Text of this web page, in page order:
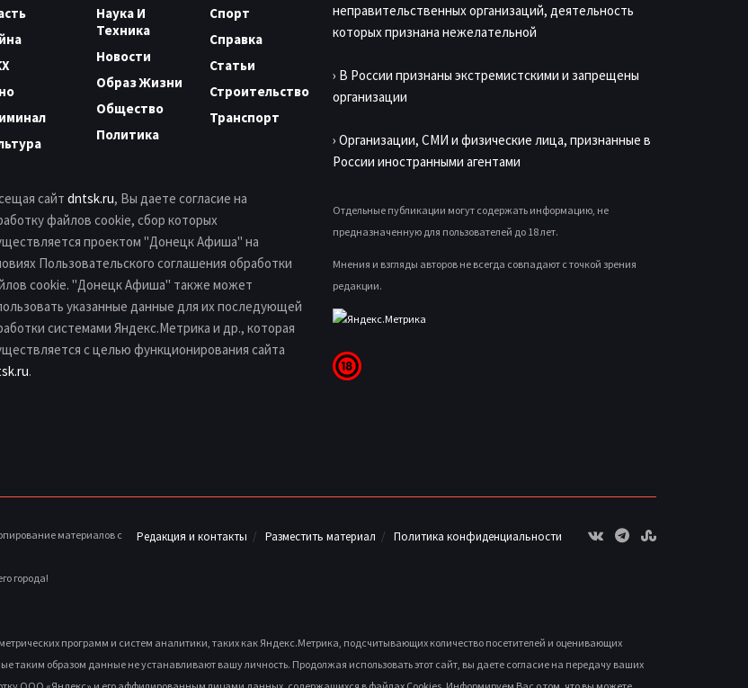
Наука И
Техника
Новости
Образ Жизни
Общество
Политика
Спорт
Справка
Статьи
Строительство
Транспорт
сайт dntsk.ru, Вы даете согласие на
файлов cookie, сбор которых
проектом "Донецк Афиша" на
Пользовательского соглашения обработки
cookie. "Донецк Афиша" также может
указанные данные для их последующей
системами Яндекс.Метрика и др., которая
с целью функционирования сайта
.
неправительственных организаций, деятельность
которых признана нежелательной
› В России признаны экстремистскими и запрещены
организации
› Организации, СМИ и физические лица, признанные в
России иностранными агентами
Отдельные публикации могут содержать информацию, не
предназначенную для пользователей до 18 лет.
Мнения и взгляды авторов не всегда совпадают с точкой зрения
редакции.
Редакция и контакты Разместить материал Политика конфиденциальности
материалов с
города!
программ и систем аналитики, таких как Яндекс.Метрика, подсчитывающих количество посетителей и оценивающих
таким образом данные не устанавливают вашу личность. Продолжая использовать этот сайт, вы даете согласие на передачу ваших